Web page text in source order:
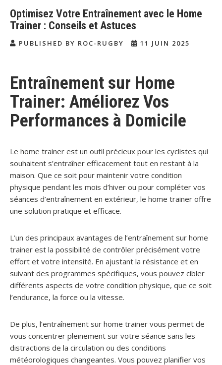
Optimisez Votre Entraînement avec le Home
Trainer : Conseils et Astuces
PUBLISHED BY ROC-RUGBY 11 JUIN 2025
Entraînement sur Home
Trainer: Améliorez Vos
Performances à Domicile
Le home trainer est un outil précieux pour les cyclistes qui
souhaitent s’entraîner efficacement tout en restant à la
maison. Que ce soit pour maintenir votre condition
physique pendant les mois d’hiver ou pour compléter vos
séances d’entraînement en extérieur, le home trainer offre
une solution pratique et efficace.
L’un des principaux avantages de l’entraînement sur home
trainer est la possibilité de contrôler précisément votre
effort et votre intensité. En ajustant la résistance et en
suivant des programmes spécifiques, vous pouvez cibler
différents aspects de votre condition physique, que ce soit
l’endurance, la force ou la vitesse.
De plus, l’entraînement sur home trainer vous permet de
vous concentrer pleinement sur votre séance sans les
distractions de la circulation ou des conditions
météorologiques changeantes. Vous pouvez planifier vos